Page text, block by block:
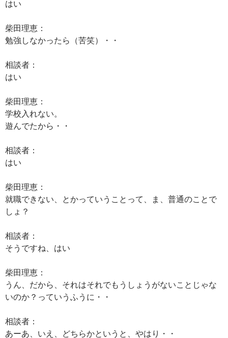
はい
柴田理恵：
勉強しなかったら（苦笑）・・
相談者：
はい
柴田理恵：
学校入れない。
遊んでたから・・
相談者：
はい
柴田理恵：
就職できない、とかっていうことって、ま、普通のことで
しょ？
相談者：
そうですね、はい
柴田理恵：
うん、だから、それはそれでもうしょうがないことじゃな
いのか？っていうふうに・・
相談者：
あーあ、いえ、どちらかというと、やはり・・